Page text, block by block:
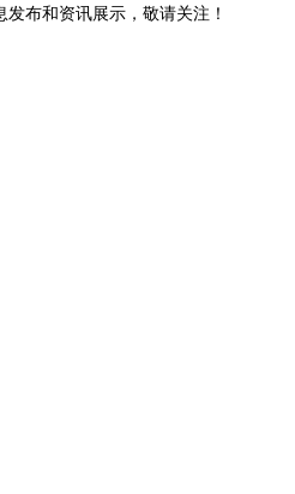
布和资讯展示，敬请关注！